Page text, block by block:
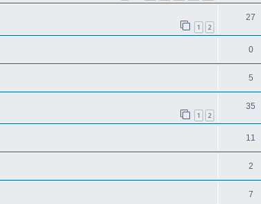
1 2
27
0
5
1 2
35
11
2
7